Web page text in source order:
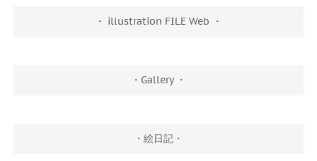
・ illustration FILE Web ・
・Gallery ・
・絵日記・